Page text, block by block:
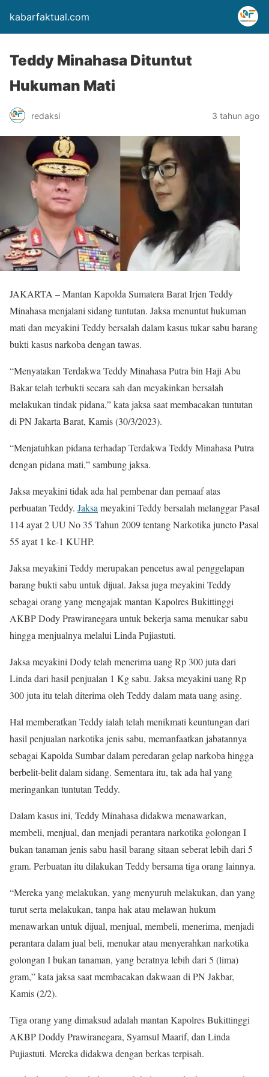
kabarfaktual.com
Teddy Minahasa Dituntut
Hukuman Mati
redaksi 3 tahun ago
JAKARTA – Mantan Kapolda Sumatera Barat Irjen Teddy
Minahasa menjalani sidang tuntutan. Jaksa menuntut hukuman
mati dan meyakini Teddy bersalah dalam kasus tukar sabu barang
bukti kasus narkoba dengan tawas.
“Menyatakan Terdakwa Teddy Minahasa Putra bin Haji Abu
Bakar telah terbukti secara sah dan meyakinkan bersalah
melakukan tindak pidana,” kata jaksa saat membacakan tuntutan
di PN Jakarta Barat, Kamis (30/3/2023).
“Menjatuhkan pidana terhadap Terdakwa Teddy Minahasa Putra
dengan pidana mati,” sambung jaksa.
Jaksa meyakini tidak ada hal pembenar dan pemaaf atas
perbuatan Teddy. Jaksa meyakini Teddy bersalah melanggar Pasal
114 ayat 2 UU No 35 Tahun 2009 tentang Narkotika juncto Pasal
55 ayat 1 ke-1 KUHP.
Jaksa meyakini Teddy merupakan pencetus awal penggelapan
barang bukti sabu untuk dijual. Jaksa juga meyakini Teddy
sebagai orang yang mengajak mantan Kapolres Bukittinggi
AKBP Dody Prawiranegara untuk bekerja sama menukar sabu
hingga menjualnya melalui Linda Pujiastuti.
Jaksa meyakini Dody telah menerima uang Rp 300 juta dari
Linda dari hasil penjualan 1 Kg sabu. Jaksa meyakini uang Rp
300 juta itu telah diterima oleh Teddy dalam mata uang asing.
Hal memberatkan Teddy ialah telah menikmati keuntungan dari
hasil penjualan narkotika jenis sabu, memanfaatkan jabatannya
sebagai Kapolda Sumbar dalam peredaran gelap narkoba hingga
berbelit-belit dalam sidang. Sementara itu, tak ada hal yang
meringankan tuntutan Teddy.
Dalam kasus ini, Teddy Minahasa didakwa menawarkan,
membeli, menjual, dan menjadi perantara narkotika golongan I
bukan tanaman jenis sabu hasil barang sitaan seberat lebih dari 5
gram. Perbuatan itu dilakukan Teddy bersama tiga orang lainnya.
“Mereka yang melakukan, yang menyuruh melakukan, dan yang
turut serta melakukan, tanpa hak atau melawan hukum
menawarkan untuk dijual, menjual, membeli, menerima, menjadi
perantara dalam jual beli, menukar atau menyerahkan narkotika
golongan I bukan tanaman, yang beratnya lebih dari 5 (lima)
gram,” kata jaksa saat membacakan dakwaan di PN Jakbar,
Kamis (2/2).
Tiga orang yang dimaksud adalah mantan Kapolres Bukittinggi
AKBP Doddy Prawiranegara, Syamsul Maarif, dan Linda
Pujiastuti. Mereka didakwa dengan berkas terpisah.